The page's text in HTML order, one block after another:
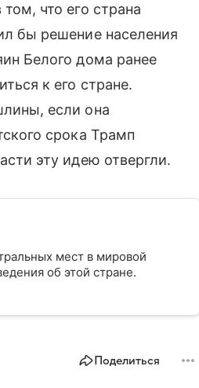
что его страна
бы решение населения
Белого дома ранее
к его стране.
если она
срока Трамп
эту идею отвергли.
мест в мировой
об этой стране.
Поделиться